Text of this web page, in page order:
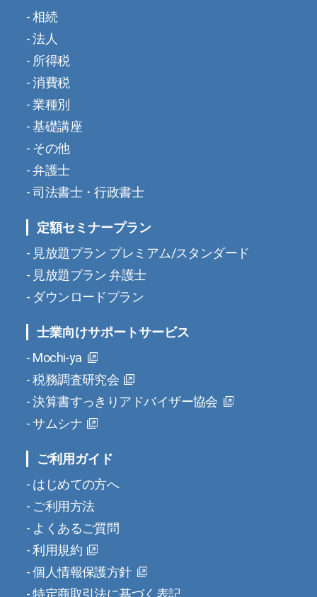
相続
法人
所得税
消費税
業種別
基礎講座
その他
弁護士
司法書士・行政書士
定額セミナープラン
見放題プラン プレミアム/スタンダード
見放題プラン 弁護士
ダウンロードプラン
士業向けサポートサービス
Mochi-ya
税務調査研究会
決算書すっきりアドバイザー協会
サムシナ
ご利用ガイド
はじめての方へ
ご利用方法
よくあるご質問
利用規約
個人情報保護方針
特定商取引法に基づく表記